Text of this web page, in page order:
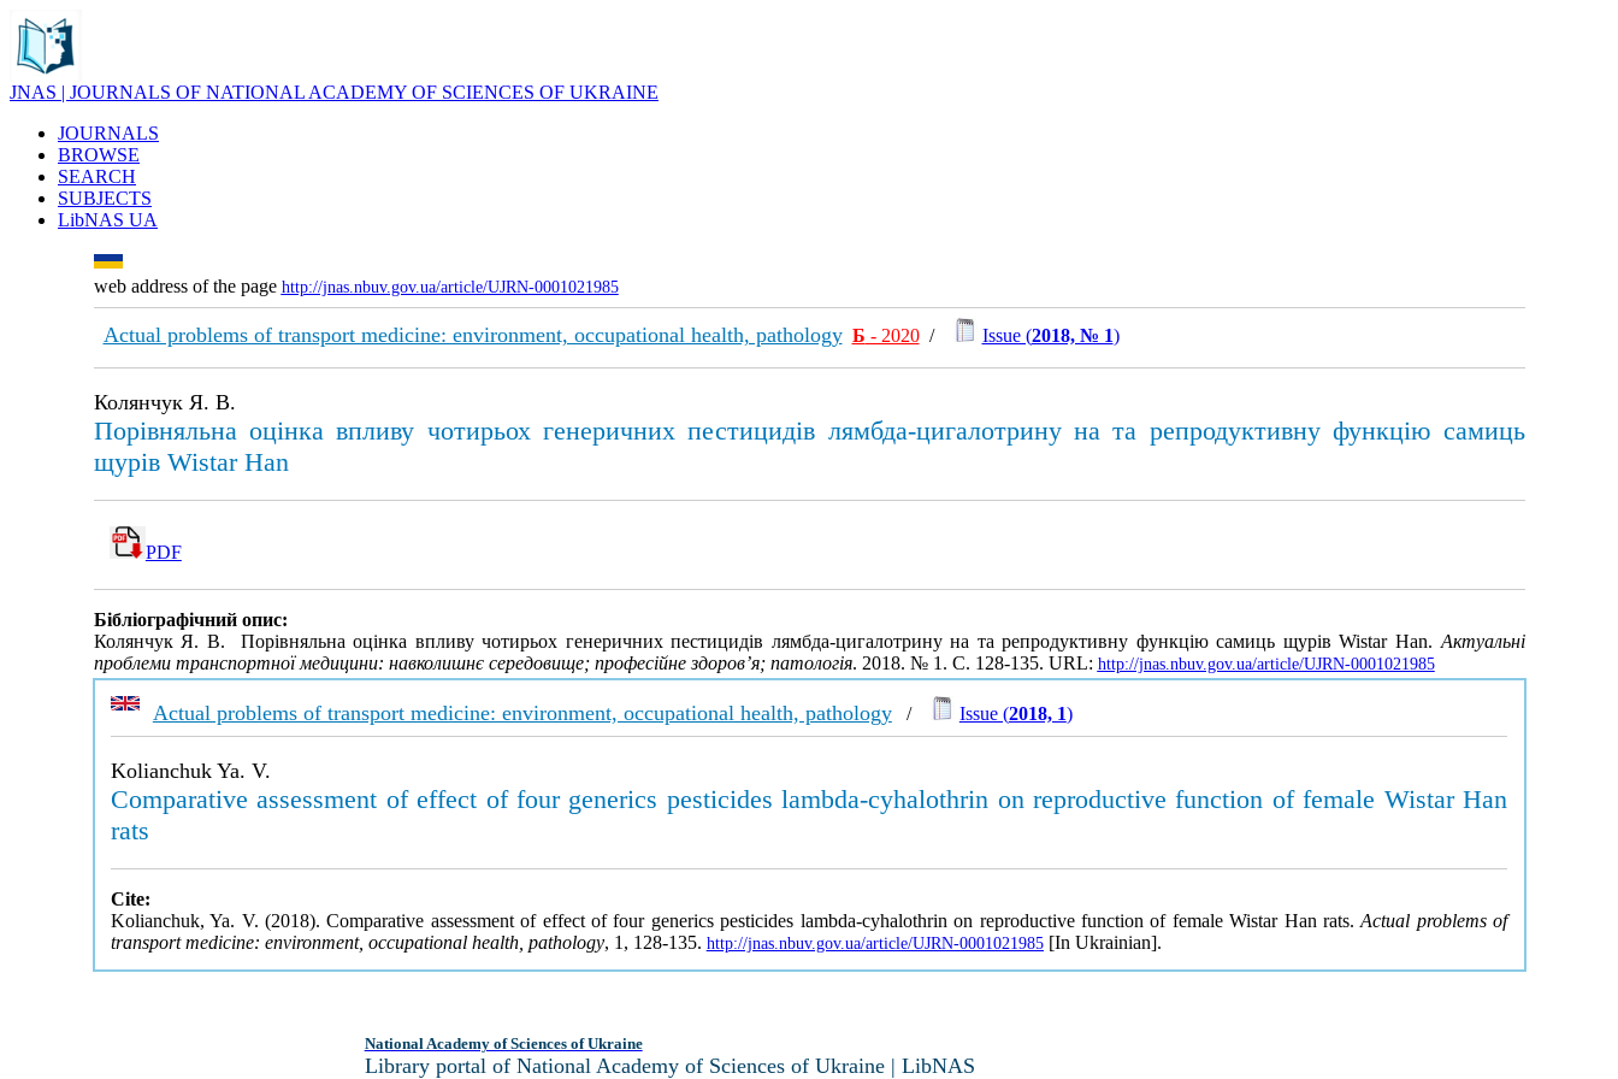
JNAS | JOURNALS OF NATIONAL ACADEMY OF SCIENCES OF UKRAINE
JOURNALS
BROWSE
SEARCH
SUBJECTS
LibNAS UA
web address of the page http://jnas.nbuv.gov.ua/article/UJRN-0001021985
Actual problems of transport medicine: environment, occupational health, pathology Б - 2020/ Issue (2018, № 1)
Колянчук Я. В.
Порівняльна оцінка впливу чотирьох генеричних пестицидів лямбда-цигалотрину на та репродуктивну функцію самиць
щурів Wistar Han
PDF
Бібліографічний опис:
Колянчук Я. В. Порівняльна оцінка впливу чотирьох генеричних пестицидів лямбда-цигалотрину на та репродуктивну функцію самиць щурів Wistar Han.Актуальні
проблеми транспортної медицини: навколишнє середовище; професійне здоров’я; патологія. 2018. № 1. С. 128-135. URL: http://jnas.nbuv.gov.ua/article/UJRN-0001021985
Actual problems of transport medicine: environment, occupational health, pathology/ Issue (2018, 1)
Kolianchuk Ya. V.
Comparative assessment of effect of four generics pesticides lambda-cyhalothrin on reproductive function of female Wistar Han
rats
Cite:
Kolianchuk, Ya. V. (2018). Comparative assessment of effect of four generics pesticides lambda-cyhalothrin on reproductive function of female Wistar Han rats.Actual problems of
transport medicine: environment, occupational health, pathology, 1, 128-135. http://jnas.nbuv.gov.ua/article/UJRN-0001021985[In Ukrainian].
National Academy of Sciences of Ukraine
Library portal of National Academy of Sciences of Ukraine | LibNAS